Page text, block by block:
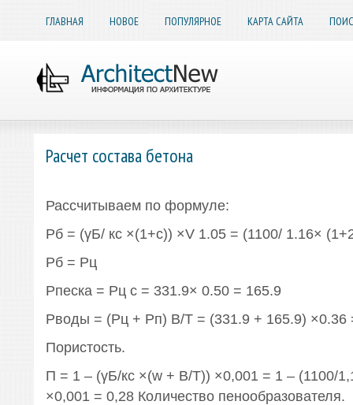
ГЛАВНАЯ НОВОЕ ПОПУЛЯРНОЕ КАРТА САЙТА
Расчет состава бетона
Рассчитываем по формуле:
Рб = (γБ/ кс ×(1+с)) ×V 1.05 = (1100/ 1.16×
Pб = Pц
Pпеска = Pц c = 331.9× 0.50 = 165.9
Pводы = (Pц + Pп) В/Т = (331.9 + 165.9) ×0.36
Пористость.
П = 1 – (γБ/кс ×(w + В/Т)) ×0,001 = 1 – (1100/
×0,001 = 0,28 Количество пенообразователя.